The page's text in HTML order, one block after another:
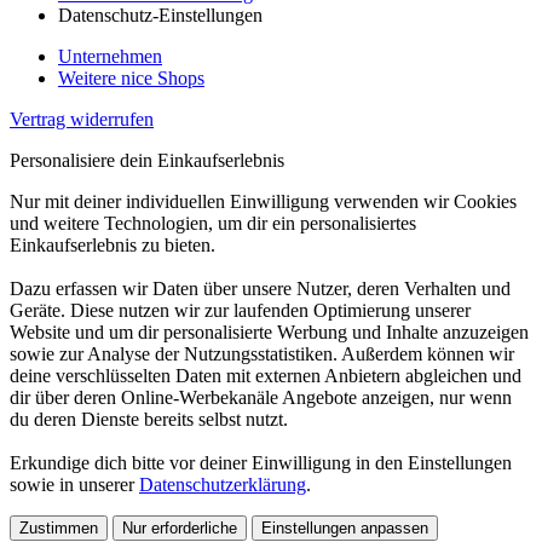
Datenschutz-Einstellungen
Unternehmen
Weitere nice Shops
Vertrag widerrufen
Personalisiere dein Einkaufserlebnis
Nur mit deiner individuellen Einwilligung verwenden wir Cookies
und weitere Technologien, um dir ein personalisiertes
Einkaufserlebnis zu bieten.
Dazu erfassen wir Daten über unsere Nutzer, deren Verhalten und
Geräte. Diese nutzen wir zur laufenden Optimierung unserer
Website und um dir personalisierte Werbung und Inhalte anzuzeigen
sowie zur Analyse der Nutzungsstatistiken. Außerdem können wir
deine verschlüsselten Daten mit externen Anbietern abgleichen und
dir über deren Online-Werbekanäle Angebote anzeigen, nur wenn
du deren Dienste bereits selbst nutzt.
Erkundige dich bitte vor deiner Einwilligung in den Einstellungen
sowie in unsererDatenschutzerklärung.
Zustimmen Nur erforderliche Einstellungen anpassen